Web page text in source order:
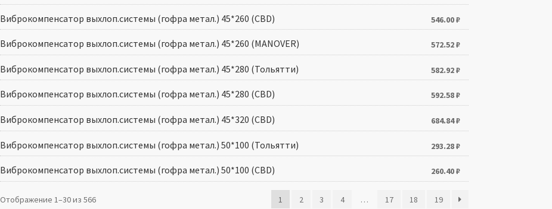
Виброкомпенсатор выхлоп.системы (гофра метал.) 45*260 (CBD) 546.00₽
Виброкомпенсатор выхлоп.системы (гофра метал.) 45*260 (MANOVER) 572.52₽
Виброкомпенсатор выхлоп.системы (гофра метал.) 45*280 (Тольятти) 582.92₽
Виброкомпенсатор выхлоп.системы (гофра метал.) 45*280 (CBD) 592.58₽
Виброкомпенсатор выхлоп.системы (гофра метал.) 45*320 (CBD) 684.84₽
Виброкомпенсатор выхлоп.системы (гофра метал.) 50*100 (Тольятти) 293.28₽
Виброкомпенсатор выхлоп.системы (гофра метал.) 50*100 (CBD) 260.40₽
Отображение 1–30 из 566 1 2 3 4 … 17 18 19